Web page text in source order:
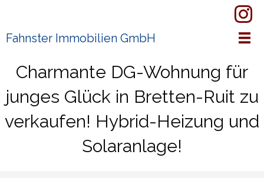
Fahnster Immobilien GmbH
Charmante DG-Wohnung für
junges Glück in Bretten-Ruit zu
verkaufen! Hybrid-Heizung und
Solaranlage!